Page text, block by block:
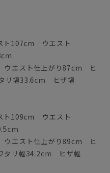
ト107cm ウエスト
ウエスト仕上がり87cm ヒ
リ幅33.6cm ヒザ幅
ト109cm ウエスト
ウエスト仕上がり89cm ヒ
リ幅34.2cm ヒザ幅